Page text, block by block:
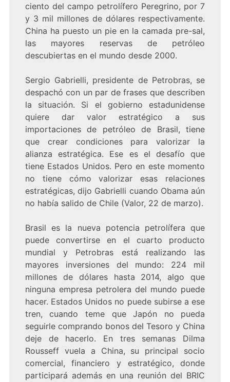
ciento del campo petrolífero Peregrino, por 7
y 3 mil millones de dólares respectivamente.
China ha puesto un pie en la camada pre-sal,
las mayores reservas de petróleo
descubiertas en el mundo desde 2000.
Sergio Gabrielli, presidente de Petrobras, se
despachó con un par de frases que describen
la situación. Si el gobierno estadunidense
quiere dar valor estratégico a sus
importaciones de petróleo de Brasil, tiene
que crear condiciones para valorizar la
alianza estratégica. Ese es el desafío que
tiene Estados Unidos. Pero en este momento
no tiene cómo valorizar esas relaciones
estratégicas, dijo Gabrielli cuando Obama aún
no había salido de Chile (Valor, 22 de marzo).
Brasil es la nueva potencia petrolífera que
puede convertirse en el cuarto producto
mundial y Petrobras está realizando las
mayores inversiones del mundo: 224 mil
millones de dólares hasta 2014, algo que
ninguna empresa petrolera del mundo puede
hacer. Estados Unidos no puede subirse a ese
tren, cuando teme que Japón no pueda
seguirle comprando bonos del Tesoro y China
deje de hacerlo. En tres semanas Dilma
Rousseff vuela a China, su principal socio
comercial, financiero y estratégico, donde
participará además en una reunión del BRIC